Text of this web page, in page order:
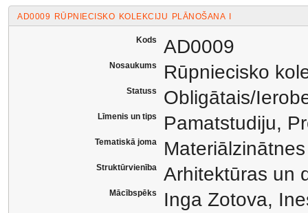
AD0009 RŪPNIECISKO KOLEKCIJU PLĀNOŠANA I
Kods AD0009
Nosaukums Rūpniecisko
Statuss Obligātais/
Līmenis un tips Pamatstudiju,
Tematiskā joma Materiālzinātnes
Struktūrvienība Arhitektūras un
Mācībspēks Inga Zotova,